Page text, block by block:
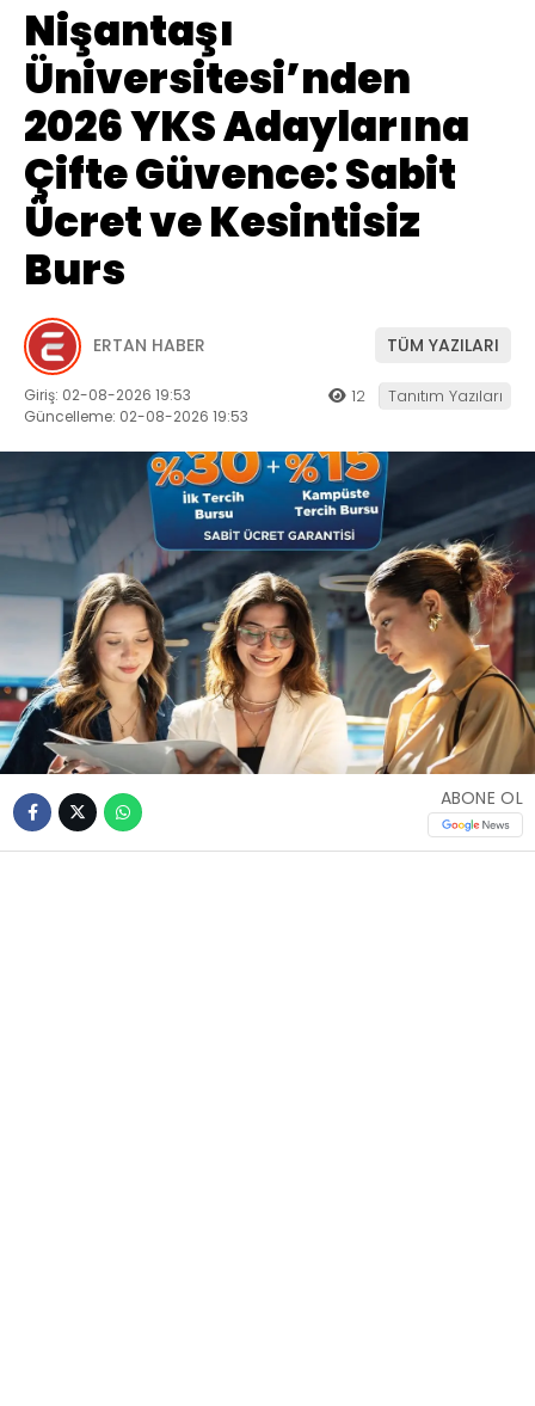
Nişantaşı
Üniversitesi’nden
2026 YKS Adaylarına
Çifte Güvence: Sabit
Ücret ve Kesintisiz
Burs
ERTAN HABER TÜM YAZILARI
Giriş: 02-08-2026 19:53
Güncelleme: 02-08-2026 19:53
12 Tanıtım Yazıları
ABONE OL